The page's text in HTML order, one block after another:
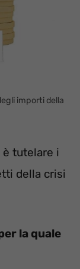
importi della
è tutelare i
della crisi
la quale